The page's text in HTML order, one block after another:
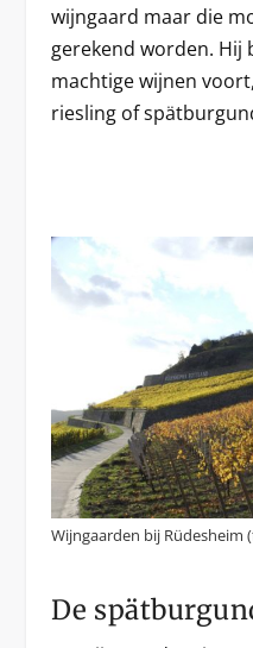
wijngaard maar die
gerekend worden. Hij
machtige wijnen
riesling of
Wijngaarden bij
De